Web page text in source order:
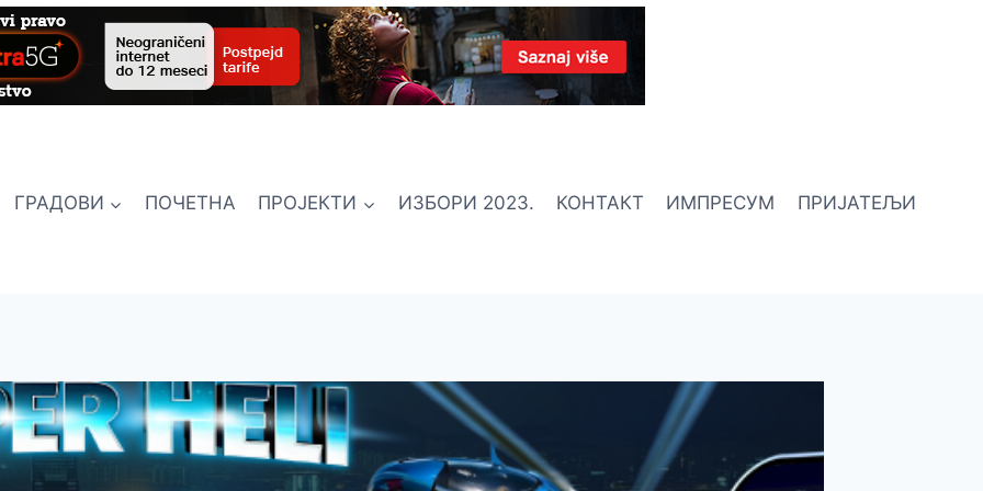
ГРАДОВИ ПОЧЕТНА ПРОЈЕКТИ ИЗБОРИ 2023. КОНТАКТ ИМПРЕСУМ ПРИЈАТЕЉИ